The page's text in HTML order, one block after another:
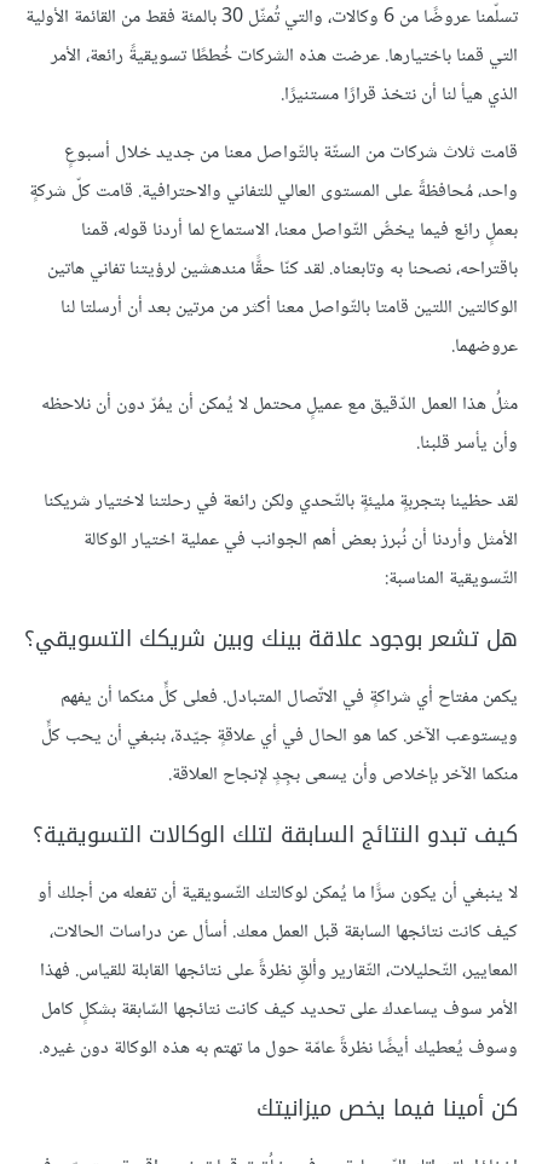
تسلّمنا عروضًا من 6 وكالات، والتي تُمثّل 30 بالمئة فقط من القائمة الأولية
التي قمنا باختيارها. عرضت هذه الشركات خُططًا تسويقيةً رائعة، الأمر
الذي هيأ لنا أن نتخذ قرارًا مستنيرًا.
قامت ثلاث شركات من الستّة بالتّواصل معنا من جديد خلال أسبوعٍ
واحد، مُحافظةً على المستوى العالي للتفاني والاحترافية. قامت كلّ شركةٍ
بعملٍ رائع فيما يخصُّ التّواصل معنا، الاستماع لما أردنا قوله، قمنا
باقتراحه، نصحنا به وتابعناه. لقد كنّا حقًّا مندهشين لرؤيتنا تفاني هاتين
الوكالتين اللتين قامتا بالتّواصل معنا أكثر من مرتين بعد أن أرسلتا لنا
عروضهما.
مثلُ هذا العمل الدّقيق مع عميلٍ محتمل لا يُمكن أن يمُرّ دون أن نلاحظه
وأن يأسر قلبنا.
لقد حظينا بتجربةٍ مليئةٍ بالتّحدي ولكن رائعة في رحلتنا لاختيار شريكنا
الأمثل وأردنا أن نُبرز بعض أهم الجوانب في عملية اختيار الوكالة
التّسويقية المناسبة:
هل تشعر بوجود علاقة بينك وبين شريكك التسويقي؟
يكمن مفتاح أي شراكةٍ في الاتّصال المتبادل. فعلى كلٍّ منكما أن يفهم
ويستوعب الآخر. كما هو الحال في أي علاقةٍ جيّدة، بنبغي أن يحب كلٍّ
منكما الآخر بإخلاص وأن يسعى بجِدٍ لإنجاح العلاقة.
كيف تبدو النتائج السابقة لتلك الوكالات التسويقية؟
لا ينبغي أن يكون سرًّا ما يُمكن لوكالتك التّسويقية أن تفعله من أجلك أو
كيف كانت نتائجها السابقة قبل العمل معك. أسأل عن دراسات الحالات،
المعايير، التّحليلات، التّقارير وألقِ نظرةً على نتائجها القابلة للقياس. فهذا
الأمر سوف يساعدك على تحديد كيف كانت نتائجها السّابقة بشكلٍ كامل
وسوف يُعطيك أيضًا نظرةً عامّة حول ما تهتم به هذه الوكالة دون غيره.
كن أمينا فيما يخص ميزانيتك